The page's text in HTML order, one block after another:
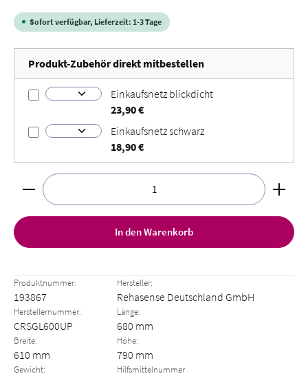
Sofort verfügbar, Lieferzeit: 1-3 Tage
Produkt-Zubehör direkt mitbestellen
Einkaufsnetz blickdicht
23,90 €
Einkaufsnetz schwarz
18,90 €
Produkt Anzahl: Gib den gewünschten Wert ein oder
In den Warenkorb
Produktnummer:
193867
Hersteller:
Rehasense Deutschland GmbH
Herstellernummer:
CRSGL600UP
Länge:
680 mm
Breite:
610 mm
Höhe:
790 mm
Gewicht: Hilfsmittelnummer